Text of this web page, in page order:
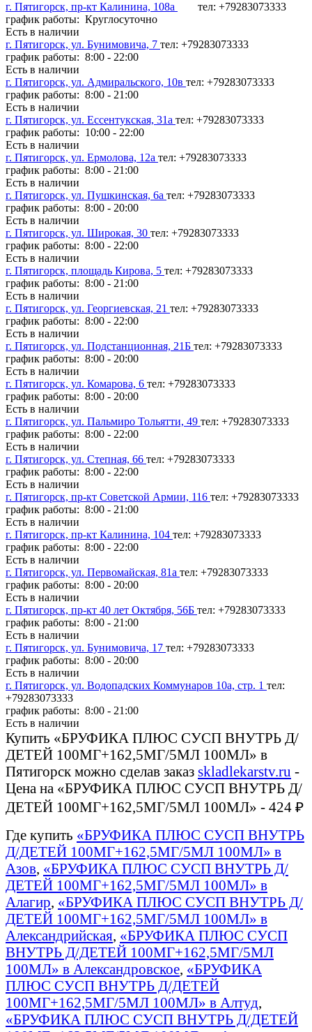
г. Пятигорск, пр-кт Калинина, 108а
тел: +79283073333
график работы: Круглосуточно
Есть в наличии
г. Пятигорск, ул. Бунимовича, 7 тел: +79283073333
график работы: 8:00 - 22:00
Есть в наличии
г. Пятигорск, ул. Адмиральского, 10в тел: +79283073333
график работы: 8:00 - 21:00
Есть в наличии
г. Пятигорск, ул. Ессентукская, 31а тел: +79283073333
график работы: 10:00 - 22:00
Есть в наличии
г. Пятигорск, ул. Ермолова, 12а тел: +79283073333
график работы: 8:00 - 21:00
Есть в наличии
г. Пятигорск, ул. Пушкинская, 6а тел: +79283073333
график работы: 8:00 - 20:00
Есть в наличии
г. Пятигорск, ул. Широкая, 30 тел: +79283073333
график работы: 8:00 - 22:00
Есть в наличии
г. Пятигорск, площадь Кирова, 5 тел: +79283073333
график работы: 8:00 - 21:00
Есть в наличии
г. Пятигорск, ул. Георгиевская, 21 тел: +79283073333
график работы: 8:00 - 22:00
Есть в наличии
г. Пятигорск, ул. Подстанционная, 21Б тел: +79283073333
график работы: 8:00 - 20:00
Есть в наличии
г. Пятигорск, ул. Комарова, 6 тел: +79283073333
график работы: 8:00 - 20:00
Есть в наличии
г. Пятигорск, ул. Пальмиро Тольятти, 49 тел: +79283073333
график работы: 8:00 - 22:00
Есть в наличии
г. Пятигорск, ул. Степная, 66 тел: +79283073333
график работы: 8:00 - 22:00
Есть в наличии
г. Пятигорск, пр-кт Советской Армии, 116 тел: +79283073333
график работы: 8:00 - 21:00
Есть в наличии
г. Пятигорск, пр-кт Калинина, 104 тел: +79283073333
график работы: 8:00 - 22:00
Есть в наличии
г. Пятигорск, ул. Первомайская, 81а тел: +79283073333
график работы: 8:00 - 20:00
Есть в наличии
г. Пятигорск, пр-кт 40 лет Октября, 56Б тел: +79283073333
график работы: 8:00 - 21:00
Есть в наличии
г. Пятигорск, ул. Бунимовича, 17 тел: +79283073333
график работы: 8:00 - 20:00
Есть в наличии
г. Пятигорск, ул. Водопадских Коммунаров 10а, стр. 1 тел:
+79283073333
график работы: 8:00 - 21:00
Есть в наличии
Купить «БРУФИКА ПЛЮС СУСП ВНУТРЬ Д/
ДЕТЕЙ 100МГ+162,5МГ/5МЛ 100МЛ» в
Пятигорск можно сделав заказ skladlekarstv.ru -
Цена на «БРУФИКА ПЛЮС СУСП ВНУТРЬ Д/
ДЕТЕЙ 100МГ+162,5МГ/5МЛ 100МЛ» - 424 ₽
Где купить «БРУФИКА ПЛЮС СУСП ВНУТРЬ
Д/ДЕТЕЙ 100МГ+162,5МГ/5МЛ 100МЛ» в
Азов, «БРУФИКА ПЛЮС СУСП ВНУТРЬ Д/
ДЕТЕЙ 100МГ+162,5МГ/5МЛ 100МЛ» в
Алагир, «БРУФИКА ПЛЮС СУСП ВНУТРЬ Д/
ДЕТЕЙ 100МГ+162,5МГ/5МЛ 100МЛ» в
Александрийская, «БРУФИКА ПЛЮС СУСП
ВНУТРЬ Д/ДЕТЕЙ 100МГ+162,5МГ/5МЛ
100МЛ» в Александровское, «БРУФИКА
ПЛЮС СУСП ВНУТРЬ Д/ДЕТЕЙ
100МГ+162,5МГ/5МЛ 100МЛ» в Алтуд,
«БРУФИКА ПЛЮС СУСП ВНУТРЬ Д/ДЕТЕЙ